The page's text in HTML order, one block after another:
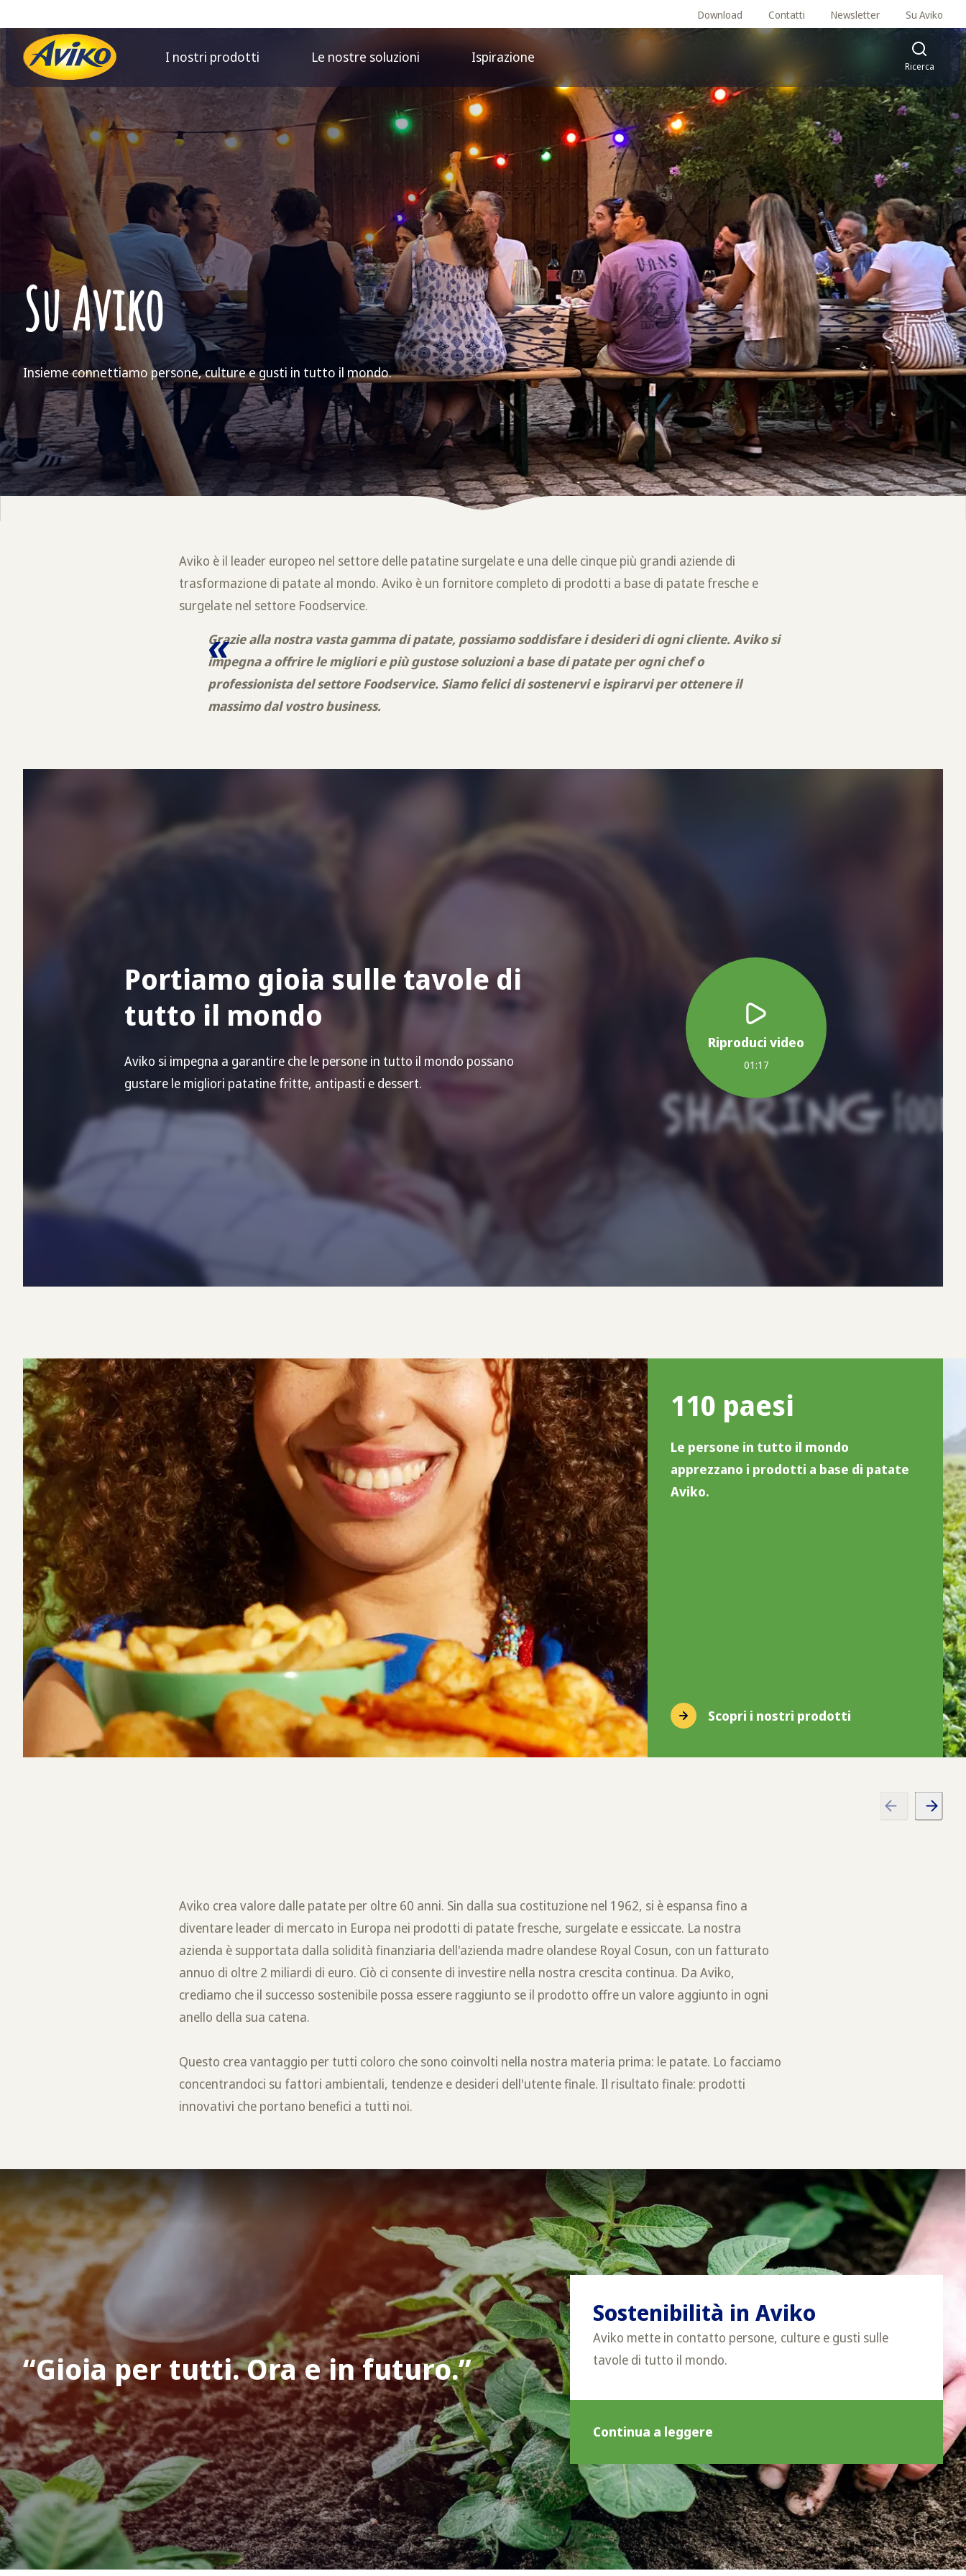
Download Contatti Newsletter Su Aviko
I nostri prodotti Le nostre soluzioni Ispirazione
Ricerca
Su Aviko
Insieme connettiamo persone, culture e gusti in tutto il mondo.
Aviko è il leader europeo nel settore delle patatine surgelate e una delle cinque più grandi aziende di
trasformazione di patate al mondo. Aviko è un fornitore completo di prodotti a base di patate fresche e
surgelate nel settore Foodservice.
Grazie alla nostra vasta gamma di patate, possiamo soddisfare i desideri di ogni cliente. Aviko si
impegna a offrire le migliori e più gustose soluzioni a base di patate per ogni chef o
professionista del settore Foodservice. Siamo felici di sostenervi e ispirarvi per ottenere il
massimo dal vostro business.
Portiamo gioia sulle tavole di
tutto il mondo
Aviko si impegna a garantire che le persone in tutto il mondo possano
gustare le migliori patatine fritte, antipasti e dessert.
Riproduci video
01:17
110 paesi
Le persone in tutto il mondo
apprezzano i prodotti a base di patate
Aviko.
Scopri i nostri prodotti
Aviko crea valore dalle patate per oltre 60 anni. Sin dalla sua costituzione nel 1962, si è espansa fino a
diventare leader di mercato in Europa nei prodotti di patate fresche, surgelate e essiccate. La nostra
azienda è supportata dalla solidità finanziaria dell'azienda madre olandese Royal Cosun, con un fatturato
annuo di oltre 2 miliardi di euro. Ciò ci consente di investire nella nostra crescita continua. Da Aviko,
crediamo che il successo sostenibile possa essere raggiunto se il prodotto offre un valore aggiunto in ogni
anello della sua catena.
Questo crea vantaggio per tutti coloro che sono coinvolti nella nostra materia prima: le patate. Lo facciamo
concentrandoci su fattori ambientali, tendenze e desideri dell'utente finale. Il risultato finale: prodotti
innovativi che portano benefici a tutti noi.
Gioia per tutti. Ora e in futuro.
Sostenibilità in Aviko
Aviko mette in contatto persone, culture e gusti sulle
tavole di tutto il mondo.
Continua a leggere